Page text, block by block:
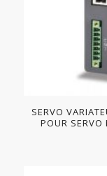
SERVO
POUR SERVO